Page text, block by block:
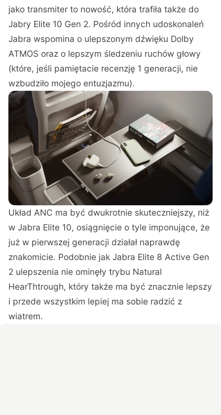
jako transmiter to nowość, która trafiła także do
Jabry Elite 10 Gen 2. Pośród innych udoskonaleń
Jabra wspomina o ulepszonym dźwięku Dolby
ATMOS oraz o lepszym śledzeniu ruchów głowy
(które, jeśli pamiętacie recenzję 1 generacji, nie
wzbudziło mojego entuzjazmu).
Układ ANC ma być dwukrotnie skuteczniejszy, niż
w Jabra Elite 10, osiągnięcie o tyle imponujące, że
już w pierwszej generacji działał naprawdę
znakomicie. Podobnie jak Jabra Elite 8 Active Gen
2 ulepszenia nie ominęły trybu Natural
HearThtrough, który także ma być znacznie lepszy
i przede wszystkim lepiej ma sobie radzić z
wiatrem.